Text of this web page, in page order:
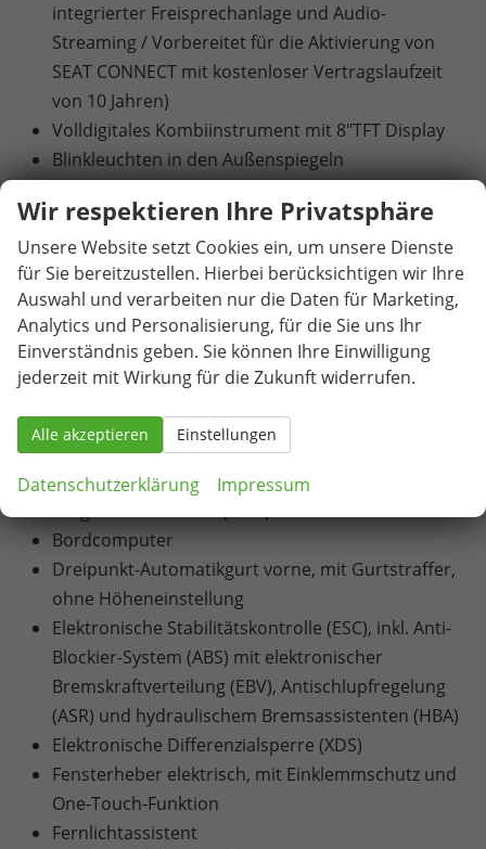
integrierter Freisprechanlage und Audio-
Streaming / Vorbereitet für die Aktivierung von
SEAT CONNECT mit kostenloser Vertragslaufzeit
von 10 Jahren)
Volldigitales Kombiinstrument mit 8"TFT Display
Blinkleuchten in den Außenspiegeln
LED-Technologie für Scheinwerfer und
Tagfahrlicht
Heckleuchten in LED-Technologie
Nebelscheinwerfer
6 Airbags (Airbag für Fahrer und Beifahrer /
Seitenairbag für Fahrer und Beifahrer /
Kopfairbag-System, vorne und hinten)
Außentemperaturanzeige
Automatische Distanzregelung ACC
Beifahrerairbag-Deaktivierung
Bordcomputer
Dreipunkt-Automatikgurt vorne, mit Gurtstraffer,
ohne Höheneinstellung
Elektronische Stabilitätskontrolle (ESC), inkl. Anti-
Blockier-System (ABS) mit elektronischer
Bremskraftverteilung (EBV), Antischlupfregelung
(ASR) und hydraulischem Bremsassistenten (HBA)
Elektronische Differenzialsperre (XDS)
Fensterheber elektrisch, mit Einklemmschutz und
One-Touch-Funktion
Fernlichtassistent
Wir respektieren Ihre Privatsphäre
Unsere Website setzt Cookies ein, um unsere Dienste
für Sie bereitzustellen. Hierbei berücksichtigen wir Ihre
Auswahl und verarbeiten nur die Daten für Marketing,
Analytics und Personalisierung, für die Sie uns Ihr
Einverständnis geben. Sie können Ihre Einwilligung
jederzeit mit Wirkung für die Zukunft widerrufen.
Alle akzeptieren Einstellungen
Datenschutzerklärung Impressum